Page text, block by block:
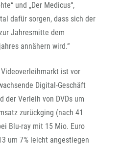
und „Der Medicus“,
dafür sorgen, dass sich der
Jahresmitte dem
annähern wird.“
ist vor
Digital-Geschäft
der Verleih von DVDs um
zurückging (nach 41
Blu-ray mit 15 Mio. Euro
um 7% leicht angestiegen